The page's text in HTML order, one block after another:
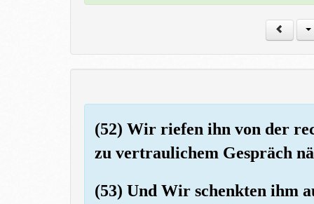
(52) Wir riefen ihn von der
zu vertraulichem Gespräch
(53) Und Wir schenkten ihm